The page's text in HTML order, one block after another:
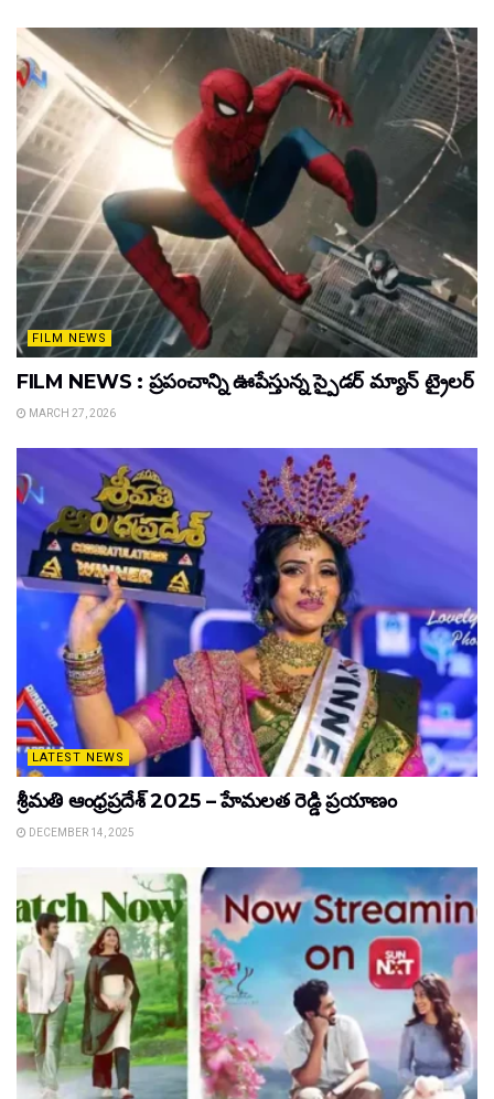
FILM NEWS
FILM NEWS : ప్రపంచాన్ని ఊపేస్తున్న స్పైడర్ మ్యాన్ ట్రైలర్
MARCH 27, 2026
LATEST NEWS
శ్రీమతి ఆంధ్రప్రదేశ్ 2025 – హేమలత రెడ్డి ప్రయాణం
DECEMBER 14, 2025